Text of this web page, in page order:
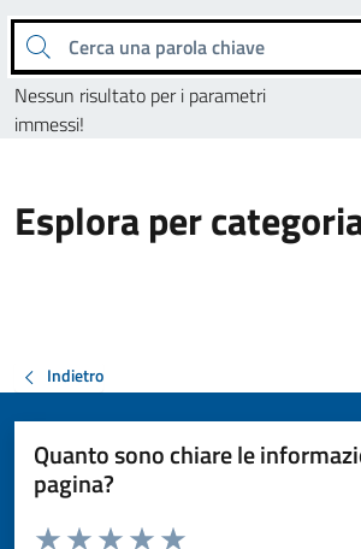
Cerca una parola chiave
Nessun risultato per i parametri
immessi!
Esplora per
Indietro
Quanto sono chiare le
pagina?
Valuta da 1 a 5 stelle la pagina